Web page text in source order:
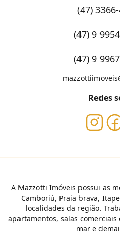
(47)
(47) 9
(47) 9
Redes
A Mazzotti Imóveis possui as
Camboriú, Praia brava,
localidades da região.
apartamentos, salas
mar e